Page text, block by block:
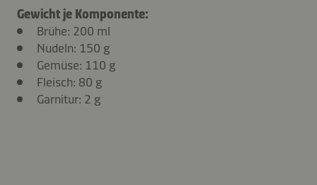
Gewicht je Komponente:
Brühe: 200 ml
Nudeln: 150 g
Gemüse: 110 g
Fleisch: 80 g
Garnitur: 2 g